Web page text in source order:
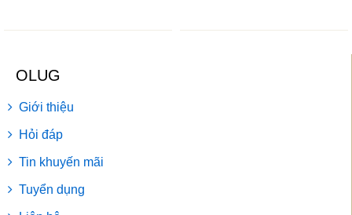
OLUG
Giới thiệu
Hỏi đáp
Tin khuyến mãi
Tuyển dụng